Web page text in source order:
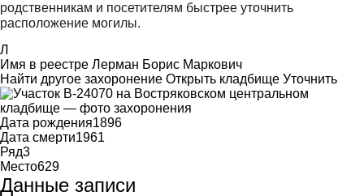
родственникам и посетителям быстрее уточнить
расположение могилы.
Л
Имя в реестре Лерман Борис Маркович
Найти другое захоронение Открыть кладбище Уточнить
Дата рождения1896
Дата смерти1961
Ряд3
Место629
Данные записи